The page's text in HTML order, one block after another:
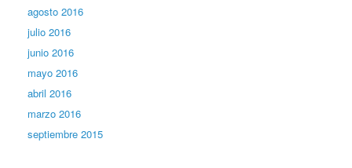
agosto 2016
julio 2016
junio 2016
mayo 2016
abril 2016
marzo 2016
septiembre 2015